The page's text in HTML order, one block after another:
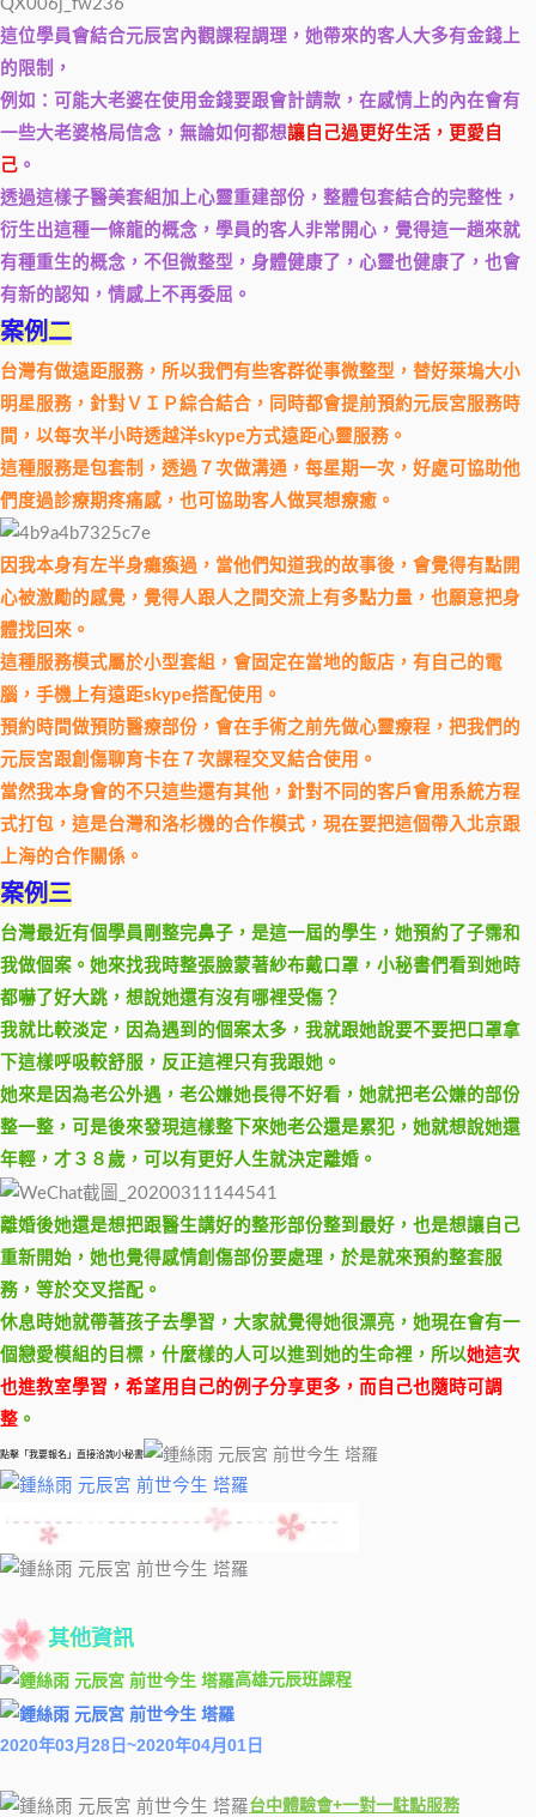
這位學員會結合元辰宮內觀課程調理，她帶來的客人大多有金錢上
的限制，
例如：可能大老婆在使用金錢要跟會計請款，在感情上的內在會有
一些大老婆格局信念，無論如何都想讓自己過更好生活，更愛自
己 。
透過這樣子醫美套組加上心靈重建部份，整體包套結合的完整性，
衍生出這種一條龍的概念，學員的客人非常開心，覺得這一趟來就
有種重生的概念，不但微整型，身體健康了，心靈也健康了，也會
有新的認知，情感上不再委屈。
案例二
台灣有做遠距服務，所以我們有些客群從事微整型，替好萊塢大小
明星服務， 針對ＶＩＰ綜合結合，同時都會提前預約元辰宮服務時
間，以每次半小時透越洋skype方式遠距心靈服務。
這種服務是包套制，透過７次做溝通，每星期一次，好處可協助他
們度過診療期疼痛感，也可協助客人做冥想療癒。
因我本身有左半身癱瘓過，當他們知道我的故事後，會覺得有點開
心被激勵的感覺，覺得人跟人之間交流上有多點力量，也願意把身
體找回來。
這種服務模式屬於小型套組，會固定在當地的飯店，有自己的電
腦，手機上有遠距skype搭配使用。
預約時間做預防醫療部份，會在手術之前先做心靈療程，把我們的
元辰宮跟創傷聊育卡在７次課程交叉結合使用。
當然我本身會的不只這些還有其他，針對不同的客戶會用系統方程
式打包，這是台灣和洛杉機的合作模式，現在要把這個帶入北京跟
上海的合作關係。
案例三
台灣最近有個學員剛整完鼻子，是這一屆的學生，她預約了子霈和
我做個案。她來找我時整張臉蒙著紗布戴口罩，小秘書們看到她時
都嚇了好大跳，想說她還有沒有哪裡受傷？
我就比較淡定，因為遇到的個案太多，我就跟她說要不要把口罩拿
下這樣呼吸較舒服，反正這裡只有我跟她。
她來是因為老公外遇，老公嫌她長得不好看，她就把老公嫌的部份
整一整，可是後來發現這樣整下來她老公還是累犯，她就想說她還
年輕，才３８歲，可以有更好人生就決定離婚。
離婚後她還是想把跟醫生講好的整形部份整到最好，也是想讓自己
重新開始，她也覺得感情創傷部份要處理，於是就來預約整套服
務，等於交叉搭配。
休息時她就帶著孩子去學習，大家就覺得她很漂亮，她現在會有一
個戀愛模組的目標，什麼樣的人可以進到她的生命裡，所以她這次
也進教室學習，希望用自己的例子分享更多，而自己也隨時可調
整 。
點擊「我要報名」直接洽詢小秘書
其他資訊
高雄元辰班課程
2020年03月28日~2020年04月01日
台中體驗會+一對一駐點服務